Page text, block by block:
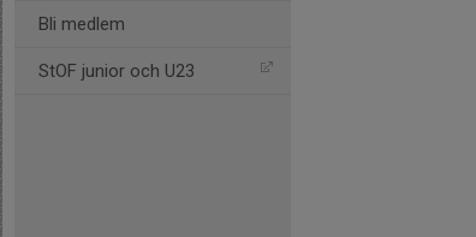
Bli medlem
StOF junior och U23